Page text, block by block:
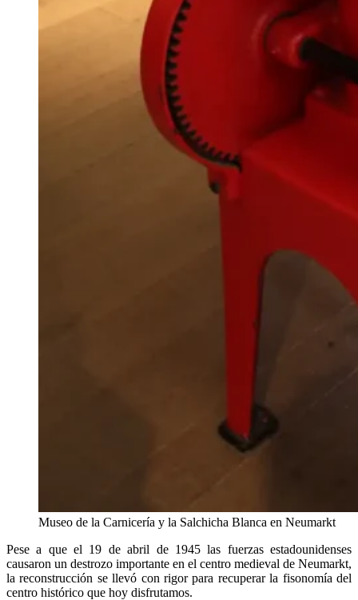
Museo de la Carnicería y la Salchicha Blanca en Neumarkt
Pese a que el 19 de abril de 1945 las fuerzas estadounidenses
causaron un destrozo importante en el centro medieval de Neumarkt,
la reconstrucción se llevó con rigor para recuperar la fisonomía del
centro histórico que hoy disfrutamos.